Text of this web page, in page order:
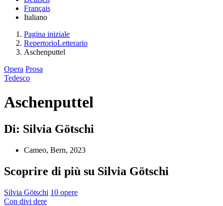
Français
Italiano
Pagina iniziale
RepertorioLetterario
Aschenputtel
Opera Prosa
Tedesco
Aschenputtel
Di: Silvia Götschi
Cameo, Bern, 2023
Scoprire di più su Silvia Götschi
Silvia Götschi 10 opere
Con divi dere